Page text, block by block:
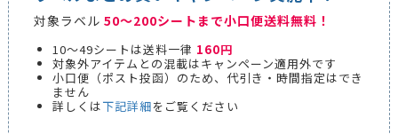
対象ラベル 50～200シートまで小口便送料無料！
10～49シートは送料一律 160円
対象外アイテムとの混載はキャンペーン適用外です
小口便（ポスト投函）のため、代引き・時間指定はでき
ません
詳しくは下記詳細をご覧ください